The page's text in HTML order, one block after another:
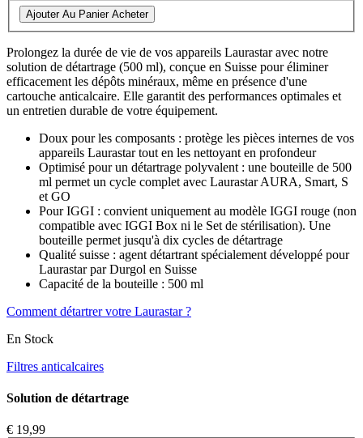
Ajouter Au Panier Acheter
Prolongez la durée de vie de vos appareils Laurastar avec notre
solution de détartrage (500 ml), conçue en Suisse pour éliminer
efficacement les dépôts minéraux, même en présence d'une
cartouche anticalcaire. Elle garantit des performances optimales et
un entretien durable de votre équipement.
Doux pour les composants : protège les pièces internes de vos
appareils Laurastar tout en les nettoyant en profondeur
Optimisé pour un détartrage polyvalent : une bouteille de 500
ml permet un cycle complet avec Laurastar AURA, Smart, S
et GO
Pour IGGI : convient uniquement au modèle IGGI rouge (non
compatible avec IGGI Box ni le Set de stérilisation). Une
bouteille permet jusqu'à dix cycles de détartrage
Qualité suisse : agent détartrant spécialement développé pour
Laurastar par Durgol en Suisse
Capacité de la bouteille : 500 ml
Comment détartrer votre Laurastar ?
En Stock
Filtres anticalcaires
Solution de détartrage
€ 19,99